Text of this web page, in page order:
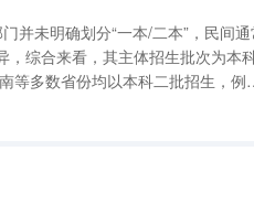
，综合来看，其主体招生批次为本
等多数省份均以本科二批招生，例
本科一批招生，在合并批次的省份